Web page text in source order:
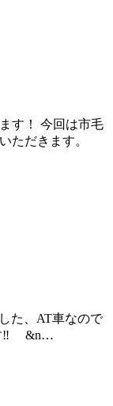
す！ 今回は市毛
ただきます。
た、AT車なので
す‼ &n…